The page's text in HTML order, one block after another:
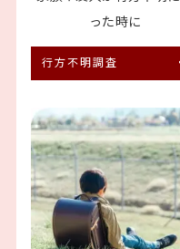
った時に
行方不明調査